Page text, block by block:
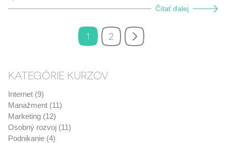
Čítať ďalej
1 2
KATEGÓRIE KURZOV
Internet (9)
Manažment (11)
Marketing (12)
Osobný rozvoj (11)
Podnikanie (4)